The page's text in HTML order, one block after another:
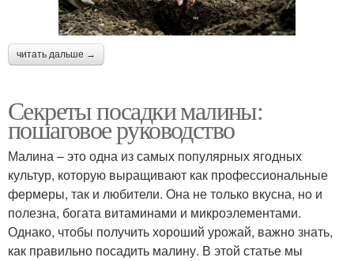
читать дальше →
Секреты посадки малины:
пошаговое руководство
Малина – это одна из самых популярных ягодных
культур, которую выращивают как профессиональные
фермеры, так и любители. Она не только вкусна, но и
полезна, богата витаминами и микроэлементами.
Однако, чтобы получить хороший урожай, важно знать,
как правильно посадить малину. В этой статье мы